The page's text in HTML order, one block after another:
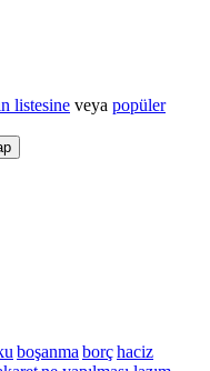
listesine veya popüler
boşanma borçhaciz